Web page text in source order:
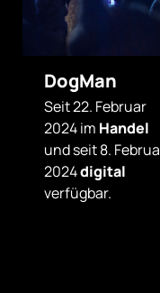
DogMan
Seit 22. Februar
2024 im Handel
und seit 8.
2024digital
verfügbar.